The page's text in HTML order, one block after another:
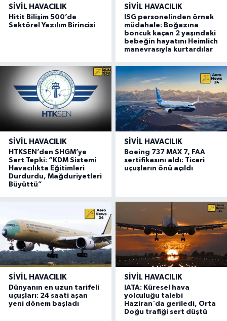
SIVIL HAVACILIK
Hitit Bilişim 500’de
Sektörel Yazılım Birincisi
SIVIL HAVACILIK
ISG personelinden örnek
müdahale: Boğazına
boncuk kaçan 2 yaşındaki
bebeğin hayatını Heimlich
manevrasıyla kurtardılar
SIVIL HAVACILIK
HTKSEN’den SHGM’ye
Sert Tepki: “KDM Sistemi
Havacılıkta Eğitimleri
Durdurdu, Mağduriyetleri
Büyüttü”
SIVIL HAVACILIK
Boeing 737 MAX 7, FAA
sertifikasını aldı: Ticari
uçuşların önü açıldı
SIVIL HAVACILIK
Dünyanın en uzun tarifeli
uçuşları: 24 saati aşan
yeni dönem başladı
SIVIL HAVACILIK
IATA: Küresel hava
yolculuğu talebi
Haziran'da geriledi, Orta
Doğu trafiği sert düştü